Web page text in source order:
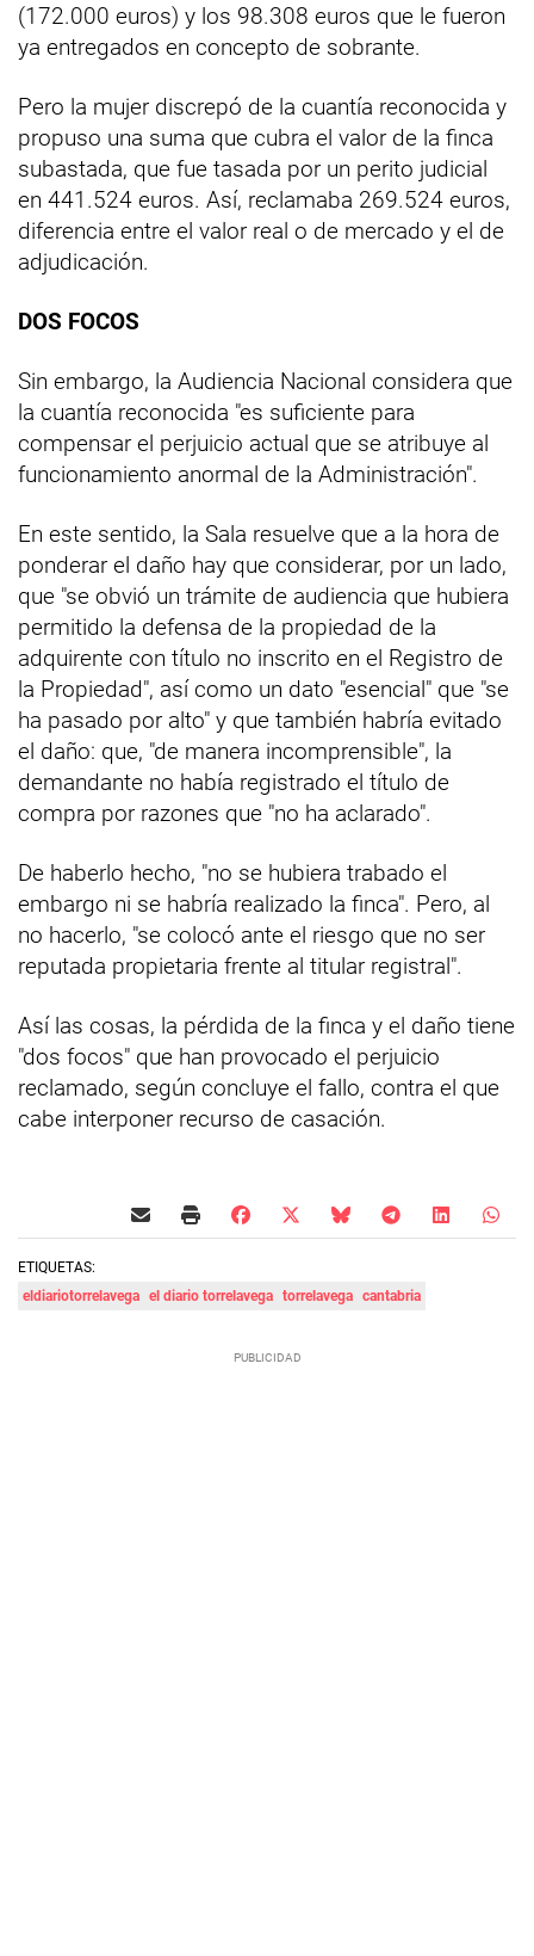
(172.000 euros) y los 98.308 euros que le fueron
ya entregados en concepto de sobrante.
Pero la mujer discrepó de la cuantía reconocida y
propuso una suma que cubra el valor de la finca
subastada, que fue tasada por un perito judicial
en 441.524 euros. Así, reclamaba 269.524 euros,
diferencia entre el valor real o de mercado y el de
adjudicación.
DOS FOCOS
Sin embargo, la Audiencia Nacional considera que
la cuantía reconocida "es suficiente para
compensar el perjuicio actual que se atribuye al
funcionamiento anormal de la Administración".
En este sentido, la Sala resuelve que a la hora de
ponderar el daño hay que considerar, por un lado,
que "se obvió un trámite de audiencia que hubiera
permitido la defensa de la propiedad de la
adquirente con título no inscrito en el Registro de
la Propiedad", así como un dato "esencial" que "se
ha pasado por alto" y que también habría evitado
el daño: que, "de manera incomprensible", la
demandante no había registrado el título de
compra por razones que "no ha aclarado".
De haberlo hecho, "no se hubiera trabado el
embargo ni se habría realizado la finca". Pero, al
no hacerlo, "se colocó ante el riesgo que no ser
reputada propietaria frente al titular registral".
Así las cosas, la pérdida de la finca y el daño tiene
"dos focos" que han provocado el perjuicio
reclamado, según concluye el fallo, contra el que
cabe interponer recurso de casación.
ETIQUETAS:
eldiariotorrelavega el diario torrelavega torrelavega cantabria